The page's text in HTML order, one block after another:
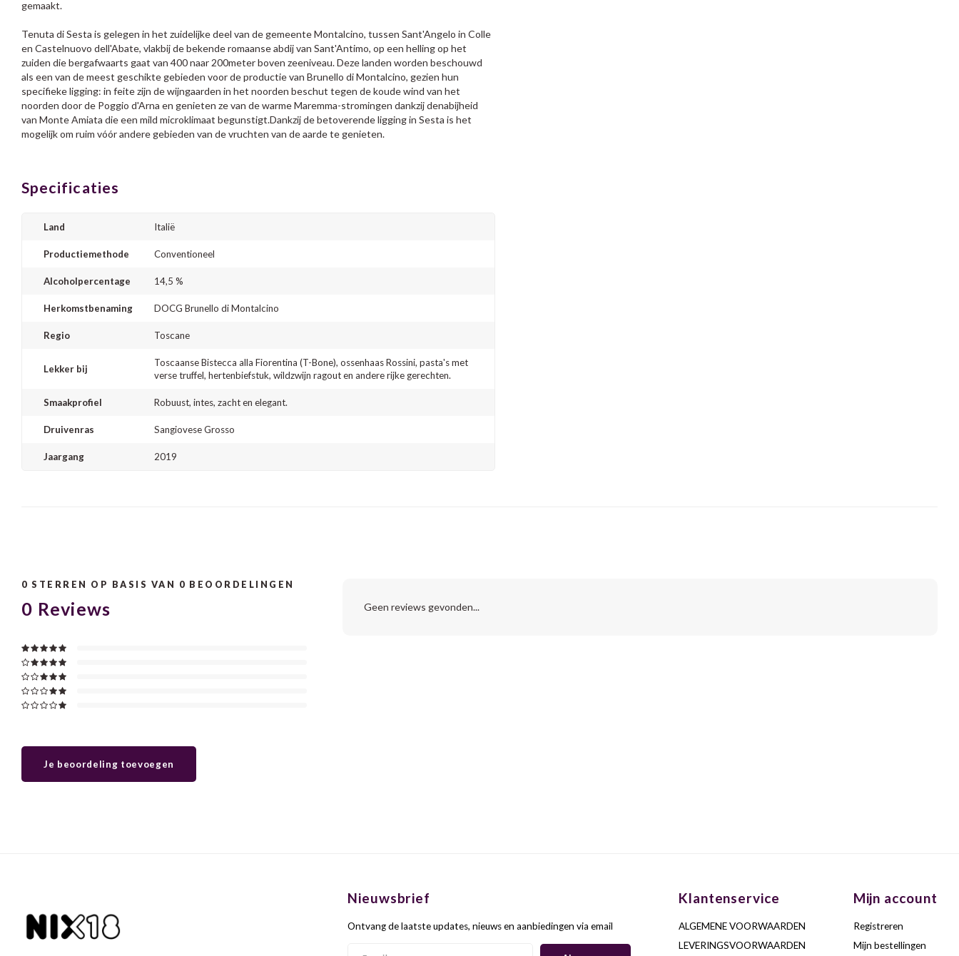
gemaakt.
Tenuta di Sesta is gelegen in het zuidelijke deel van de gemeente Montalcino, tussen Sant'Angelo in Colle
en Castelnuovo dell'Abate, vlakbij de bekende romaanse abdij van Sant'Antimo, op een helling op het
zuiden die bergafwaarts gaat van 400 naar 200meter boven zeeniveau. Deze landen worden beschouwd
als een van de meest geschikte gebieden voor de productie van Brunello di Montalcino, gezien hun
specifieke ligging: in feite zijn de wijngaarden in het noorden beschut tegen de koude wind van het
noorden door de Poggio d'Arna en genieten ze van de warme Maremma-stromingen dankzij denabijheid
van Monte Amiata die een mild microklimaat begunstigt.Dankzij de betoverende ligging in Sesta is het
mogelijk om ruim vóór andere gebieden van de vruchten van de aarde te genieten.
Specificaties
Land Italië
Productiemethode Conventioneel
Alcoholpercentage 14,5 %
Herkomstbenaming DOCG Brunello di Montalcino
Regio Toscane
Lekker bij
Toscaanse Bistecca alla Fiorentina (T-Bone), ossenhaas Rossini, pasta's met
verse truffel, hertenbiefstuk, wildzwijn ragout en andere rijke gerechten.
Smaakprofiel Robuust, intes, zacht en elegant.
Druivenras Sangiovese Grosso
Jaargang 2019
0 STERREN OP BASIS VAN 0 BEOORDELINGEN
0 Reviews
Je beoordeling toevoegen
Geen reviews gevonden...
Nieuwsbrief
Ontvang de laatste updates, nieuws en aanbiedingen via email
Klantenservice
ALGEMENE VOORWAARDEN
LEVERINGSVOORWAARDEN
Mijn account
Registreren
Mijn bestellingen